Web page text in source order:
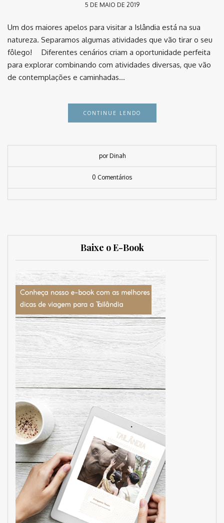
5 DE MAIO DE 2019
Um dos maiores apelos para visitar a Islândia está na sua
natureza. Separamos algumas atividades que vão tirar o seu
fôlego! ⠀ Diferentes cenários criam a oportunidade perfeita
para explorar combinando com atividades diversas, que vão
de contemplações e caminhadas…
CONTINUE LENDO
por Dinah
0 Comentários
Baixe o E-Book